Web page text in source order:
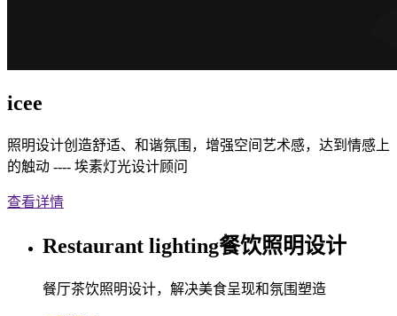
icee
照明设计创造舒适、和谐氛围，增强空间艺术感，达到情感上
的触动 ---- 埃素灯光设计顾问
查看详情
Restaurant lighting餐饮照明设计
餐厅茶饮照明设计，解决美食呈现和氛围塑造